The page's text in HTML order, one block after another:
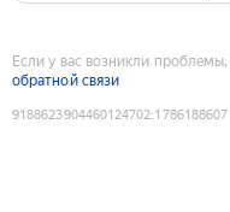
Если у вас возникли
обратной связи
9188623904460124702:1786188607